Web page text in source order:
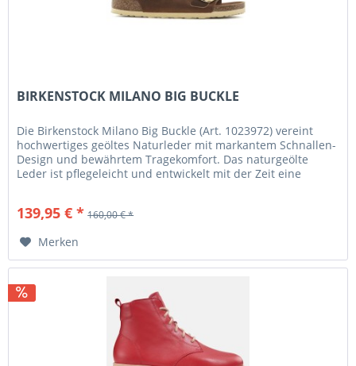
BIRKENSTOCK MILANO BIG BUCKLE
Die Birkenstock Milano Big Buckle (Art. 1023972) vereint
hochwertiges geöltes Naturleder mit markantem Schnallen-
Design und bewährtem Tragekomfort. Das naturgeölte
Leder ist pflegeleicht und entwickelt mit der Zeit eine
139,95 € * 160,00 € *
Merken